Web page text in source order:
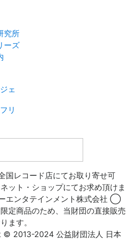
究所
ーズ
ェ
リ
レコード店にてお取り寄せ可
ット・ショップにてお求め頂けま
エンタテインメント株式会社 ◯
定商品のため、当財団の直接販売
ます。
© 2013-2024 公益財団法人 日本